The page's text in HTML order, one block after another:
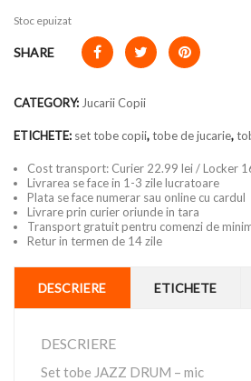
Stoc epuizat
SHARE
CATEGORY: Jucarii Copii
ETICHETE: set tobe copii,tobe de jucarie,
Cost transport: Curier 22.99 lei / Locker
Livrarea se face in 1-3 zile lucratoare
Plata se face numerar sau online cu cardul
Livrare prin curier oriunde in tara
Transport gratuit pentru comenzi de
Retur in termen de 14 zile
DESCRIERE ETICHETE
DESCRIERE
Set tobe JAZZ DRUM – mic